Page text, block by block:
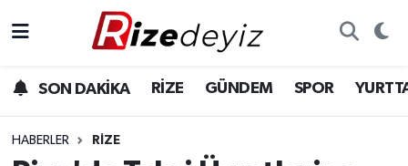
SON DAKİKA RİZE GÜNDEM SPOR
HABERLER RIZE
Gündem
Yurttan Haberler
Rize Hava Durumu
Rize Trafik Yoğunluk Haritası